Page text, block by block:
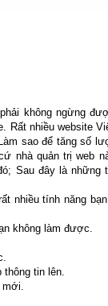
không ngừng
Rất nhiều website
sao để tăng số
nhà quản trị web
Sau đây là những
nhiều tính năng
không làm được.
thông tin lên.
mới.